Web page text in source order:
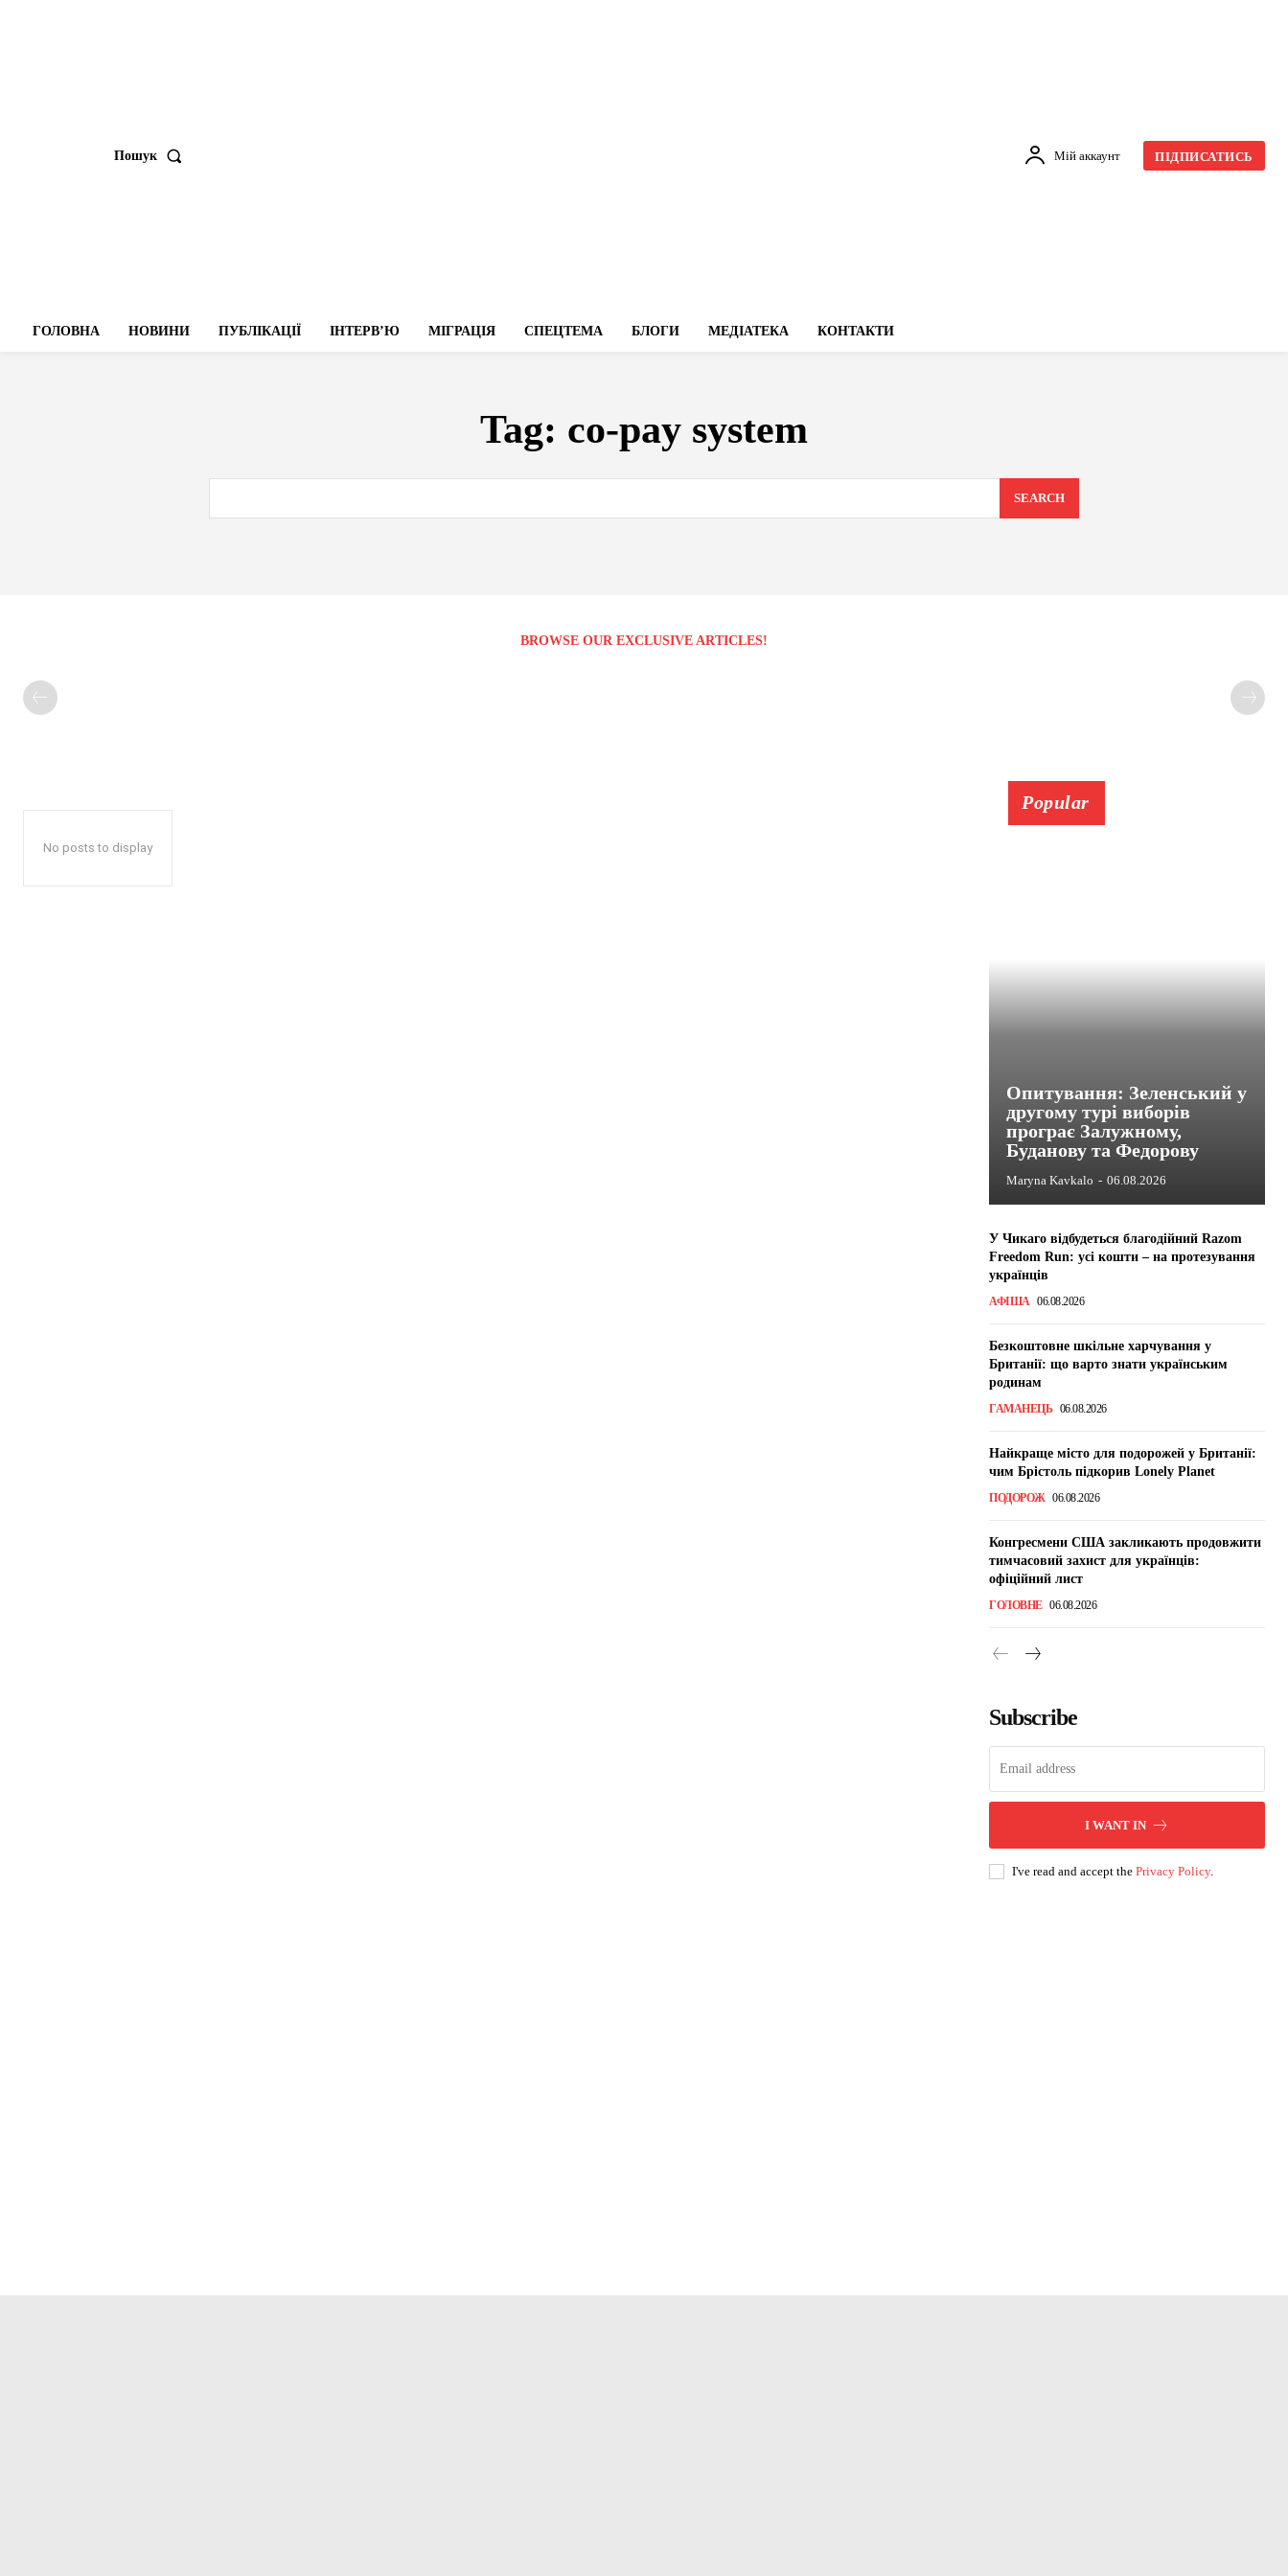
Пошук Мій аккаунт ПІДПИСАТИСЬ
ГОЛОВНА НОВИНИ ПУБЛІКАЦІЇ ІНТЕРВʼЮ МІГРАЦІЯ СПЕЦТЕМА БЛОГИ МЕДІАТЕКА КОНТАКТИ
Tag: co-pay system
SEARCH
BROWSE OUR EXCLUSIVE ARTICLES!
No posts to display
Popular
Опитування: Зеленський у
другому турі виборів
програє Залужному,
Буданову та Федорову
Maryna Kavkalo - 06.08.2026
У Чикаго відбудеться благодійний Razom
Freedom Run: усі кошти – на протезування
українців
АФІША 06.08.2026
Безкоштовне шкільне харчування у
Британії: що варто знати українським
родинам
ГАМАНЕЦЬ 06.08.2026
Найкраще місто для подорожей у Британії:
чим Брістоль підкорив Lonely Planet
ПОДОРОЖ 06.08.2026
Конгресмени США закликають продовжити
тимчасовий захист для українців:
офіційний лист
ГОЛОВНЕ 06.08.2026
Subscribe
I WANT IN
I've read and accept the Privacy Policy.